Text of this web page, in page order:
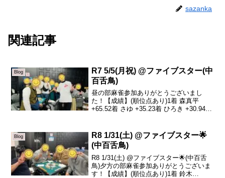
sazanka
関連記事
Blog
R7 5/5(月祝) @ファイブスター(中
百舌鳥)
昼の部麻雀参加ありがとうございまし
た！【成績】(順位点あり)1着 森真平
+65.52着 さゆ +35.23着 ひろき +30.94着
Blog
R8 1/31(土) @ファイブスター🌟
(中百舌鳥)
R8 1/31(土) @ファイブスター🌟(中百舌
鳥)夕方の部麻雀参加ありがとうございま
す！【成績】(順位点あり)1着 鈴木